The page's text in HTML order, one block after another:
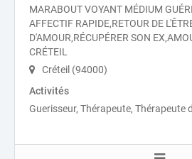
MARABOUT VOYANT MÉDIUM
AFFECTIF RAPIDE,RETOUR DE
D'AMOUR,RÉCUPÉRER SON
CRÉTEIL
Créteil (94000)
Activités
Guerisseur, Thérapeute, Thérapeute